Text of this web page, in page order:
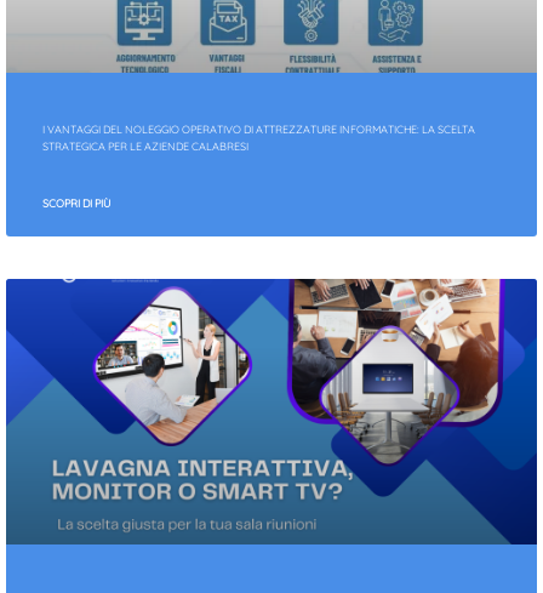
I VANTAGGI DEL NOLEGGIO OPERATIVO DI ATTREZZATURE INFORMATICHE: LA SCELTA
STRATEGICA PER LE AZIENDE CALABRESI
SCOPRI DI PIÙ